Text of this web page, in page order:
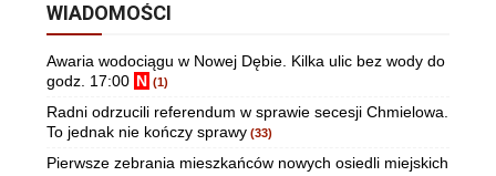
WIADOMOŚCI
Awaria wodociągu w Nowej Dębie. Kilka ulic bez wody do
godz. 17:00 N (1)
Radni odrzucili referendum w sprawie secesji Chmielowa.
To jednak nie kończy sprawy (33)
Pierwsze zebrania mieszkańców nowych osiedli miejskich